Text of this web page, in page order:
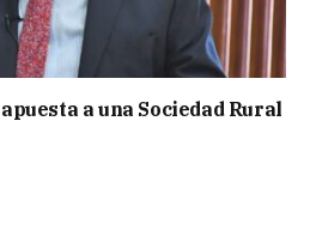
a una Sociedad Rural